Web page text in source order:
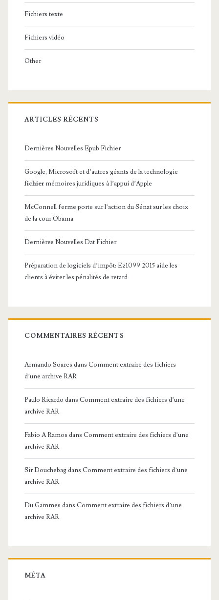
Fichiers texte
Fichiers vidéo
Other
ARTICLES RÉCENTS
Dernières Nouvelles Epub Fichier
Google, Microsoft et d’autres géants de la technologie
fichier mémoires juridiques à l’appui d’Apple
McConnell ferme porte sur l’action du Sénat sur les choix
de la cour Obama
Dernières Nouvelles Dat Fichier
Préparation de logiciels d’impôt: Ez1099 2015 aide les
clients à éviter les pénalités de retard
COMMENTAIRES RÉCENTS
Armando Soares dans Comment extraire des fichiers
d’une archive RAR
Paulo Ricardo dans Comment extraire des fichiers d’une
archive RAR
Fabio A Ramos dans Comment extraire des fichiers d’une
archive RAR
Sir Douchebagdans Comment extraire des fichiers d’une
archive RAR
Du Gammes dans Comment extraire des fichiers d’une
archive RAR
MÉTA